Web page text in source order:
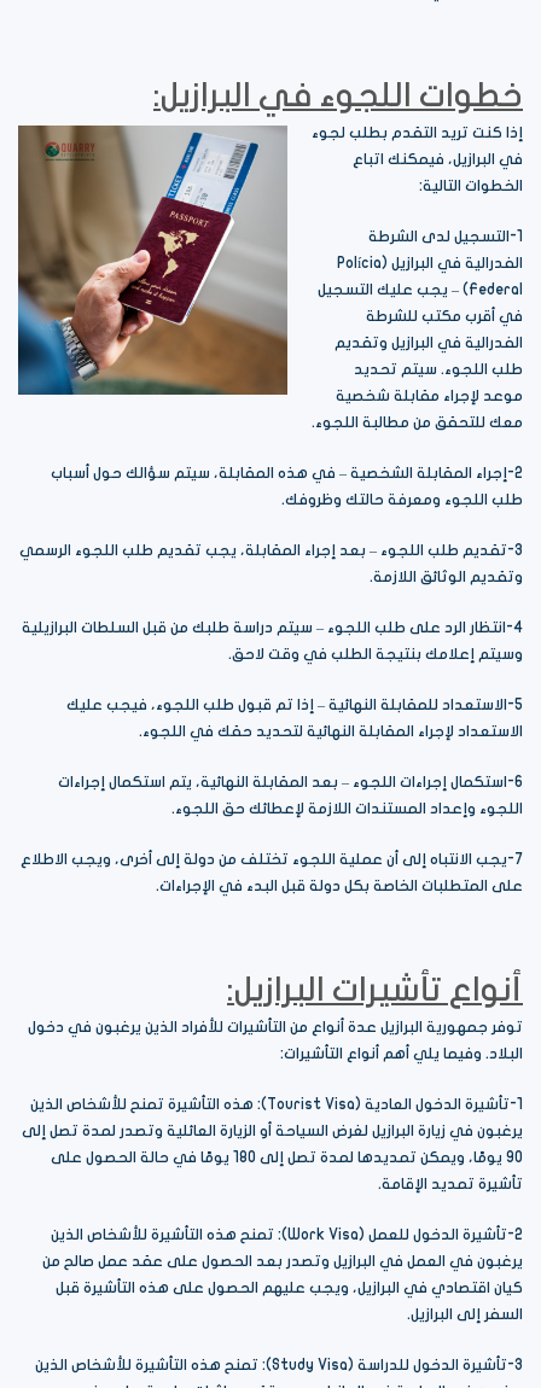
خطوات اللجوء في البرازيل:
إذا كنت تريد التقدم بطلب لجوء
في البرازيل، فيمكنك اتباع
الخطوات التالية:
1-التسجيل لدى الشرطة
الفدرالية في البرازيل (Polícia
Federal) – يجب عليك التسجيل
في أقرب مكتب للشرطة
الفدرالية في البرازيل وتقديم
طلب اللجوء. سيتم تحديد
موعد لإجراء مقابلة شخصية
معك للتحقق من مطالبة اللجوء.
2-إجراء المقابلة الشخصية – في هذه المقابلة، سيتم سؤالك حول أسباب
طلب اللجوء ومعرفة حالتك وظروفك.
3-تقديم طلب اللجوء – بعد إجراء المقابلة، يجب تقديم طلب اللجوء الرسمي
وتقديم الوثائق اللازمة.
4-انتظار الرد على طلب اللجوء – سيتم دراسة طلبك من قبل السلطات البرازيلية
وسيتم إعلامك بنتيجة الطلب في وقت لاحق.
5-الاستعداد للمقابلة النهائية – إذا تم قبول طلب اللجوء، فيجب عليك
الاستعداد لإجراء المقابلة النهائية لتحديد حقك في اللجوء.
6-استكمال إجراءات اللجوء – بعد المقابلة النهائية، يتم استكمال إجراءات
اللجوء وإعداد المستندات اللازمة لإعطائك حق اللجوء.
7-يجب الانتباه إلى أن عملية اللجوء تختلف من دولة إلى أخرى، ويجب الاطلاع
على المتطلبات الخاصة بكل دولة قبل البدء في الإجراءات.
أنواع تأشيرات البرازيل:
توفر جمهورية البرازيل عدة أنواع من التأشيرات للأفراد الذين يرغبون في دخول
البلاد. وفيما يلي أهم أنواع التأشيرات:
1-تأشيرة الدخول العادية (Tourist Visa): هذه التأشيرة تمنح للأشخاص الذين
يرغبون في زيارة البرازيل لغرض السياحة أو الزيارة العائلية وتصدر لمدة تصل إلى
90 يومًا، ويمكن تمديدها لمدة تصل إلى 180 يومًا في حالة الحصول على
تأشيرة تمديد الإقامة.
2-تأشيرة الدخول للعمل (Work Visa): تمنح هذه التأشيرة للأشخاص الذين
يرغبون في العمل في البرازيل وتصدر بعد الحصول على عقد عمل صالح من
كيان اقتصادي في البرازيل، ويجب عليهم الحصول على هذه التأشيرة قبل
السفر إلى البرازيل.
3-تأشيرة الدخول للدراسة (Study Visa): تمنح هذه التأشيرة للأشخاص الذين